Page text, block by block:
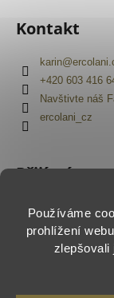
Používáme
prohlížení
zlepšovali
Kontakt
karin@
+420 603 416
Navštivte náš
ercolani_cz
Přijímáme